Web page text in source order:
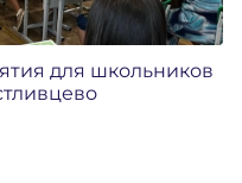
для школьников